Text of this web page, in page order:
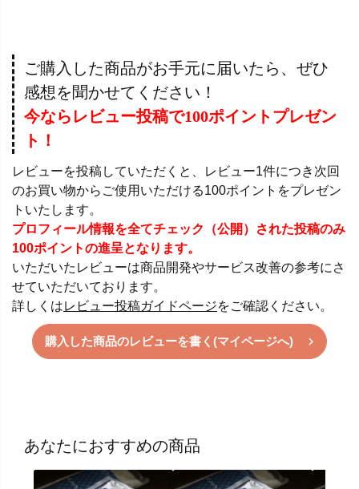
ご購入した商品がお手元に届いたら、ぜひ
感想を聞かせてください！
今ならレビュー投稿で100ポイントプレゼン
ト！
レビューを投稿していただくと、レビュー1件につき次回
のお買い物からご使用いただける100ポイントをプレゼン
トいたします。
プロフィール情報を全てチェック（公開）された投稿のみ
100ポイントの進呈となります。
いただいたレビューは商品開発やサービス改善の参考にさ
せていただいております。
詳しくはレビュー投稿ガイドページをご確認ください。
購入した商品のレビューを書く(マイページへ)
あなたにおすすめの商品